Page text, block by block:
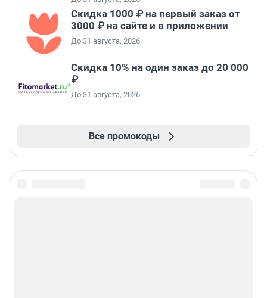
Скидка 1000 ₽ на первый заказ от
3000 ₽ на сайте и в приложении
До 31 августа, 2026
Скидка 10% на один заказ до 20 000
₽
До 31 августа, 2026
Все промокоды